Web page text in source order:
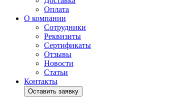
Оплата
О компании
Сотрудники
Реквизиты
Сертификаты
Отзывы
Новости
Статьи
Контакты
Оставить заявку